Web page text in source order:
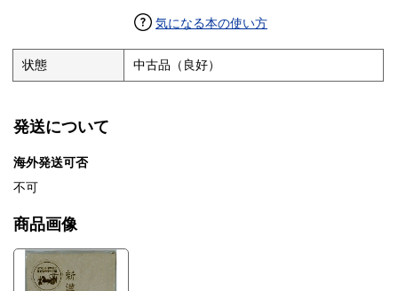
気になる本の使い方
状態 中古品（良好）
発送について
海外発送可否
不可
商品画像